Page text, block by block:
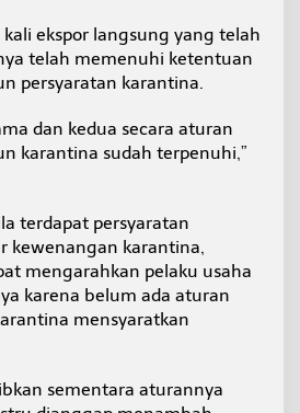
ekspor langsung yang telah
telah memenuhi ketentuan
persyaratan karantina.
dan kedua secara aturan
karantina sudah terpenuhi,”
terdapat persyaratan
kewenangan karantina,
mengarahkan pelaku usaha
karena belum ada aturan
mensyaratkan
sementara aturannya